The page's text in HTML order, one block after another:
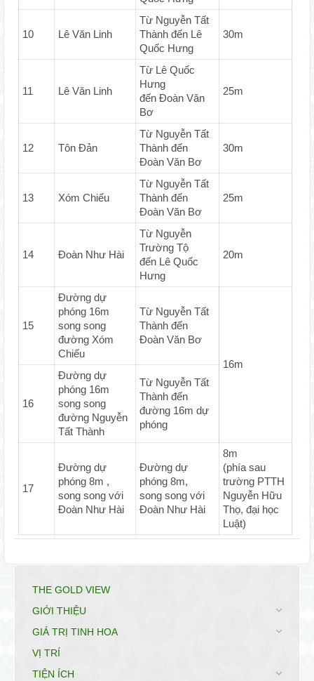
10 Lê Văn Linh
Từ Nguyễn Tất
Thành đến Lê
Quốc Hưng
30m
11 Lê Văn Linh
Từ Lê Quốc
Hưng
đến Đoàn Văn
Bơ
25m
12 Tôn Đản
Từ Nguyễn Tất
Thành đến
Đoàn Văn Bơ
30m
13 Xóm Chiếu
Từ Nguyễn Tất
Thành đến
Đoàn Văn Bơ
25m
14 Đoàn Như Hài
Từ Nguyễn
Trường Tộ
đến Lê Quốc
Hưng
20m
15
Đường dự
phóng 16m
song song
đường Xóm
Chiếu
Từ Nguyễn Tất
Thành đến
Đoàn Văn Bơ
16m
16
Đường dự
phóng 16m
song song
đường Nguyễn
Tất Thành
Từ Nguyễn Tất
Thành đến
đường 16m dự
phóng
17
Đường dự
phóng 8m ,
song song với
Đoàn Như Hài
Đường dự
phóng 8m,
song song với
Đoàn Như Hài
8m
(phía sau
trường PTTH
Nguyễn Hữu
Thọ, đại học
Luật)
THE GOLD VIEW
GIỚI THIỆU
GIÁ TRỊ TINH HOA
VỊ TRÍ
TIỆN ÍCH